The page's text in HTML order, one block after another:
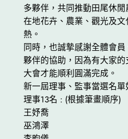
多夥伴，共同推動田尾休
在地花卉、農業、觀光及
熱。
同時，也誠摯感謝全體會
夥伴的協助，因為有大家
大會才能順利圓滿完成。
新一屆理事、監事當選名單
理事13名 : (根據筆畫順序)
王妤喬
巫鴻澤